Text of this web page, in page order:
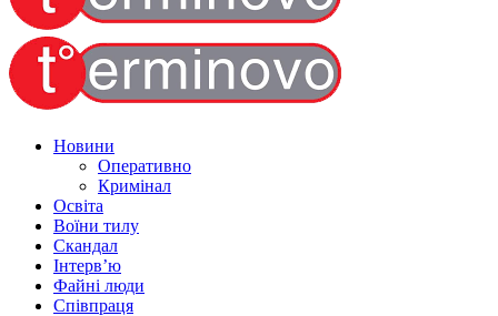
Новини
Оперативно
Кримінал
Освіта
Воїни тилу
Скандал
Інтерв’ю
Файні люди
Співпраця